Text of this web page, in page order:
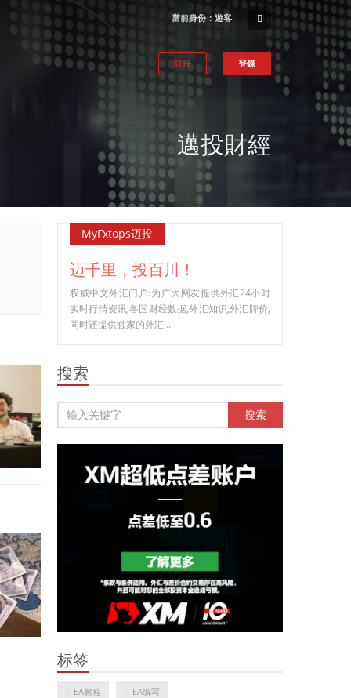
當前身份：遊客
註冊 登錄
邁投財經
MyFxtops迈投
迈千里，投百川！
权威中文外汇门户:为广大网友提供外汇24小时
实时行情资讯,各国财经数据,外汇知识,外汇牌价,
同时还提供独家的外汇...
搜索
标签
EA教程 EA编写